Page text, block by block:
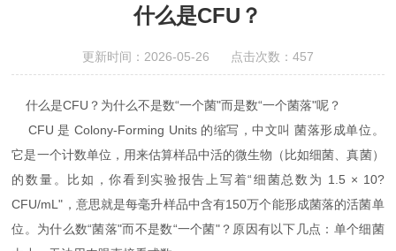
什么是CFU？
更新时间：2026-05-26 点击次数：457
什么是CFU？为什么不是数“一个菌"而是数“一个菌落"呢？
CFU 是 Colony-Forming Units 的缩写，中文叫 菌落形成单位。
它是一个计数单位，用来估算样品中活的微生物（比如细菌、真菌）
的数量。比如，你看到实验报告上写着“细菌总数为 1.5 × 10?
CFU/mL"，意思就是每毫升样品中含有150万个能形成菌落的活菌单
位。为什么数“菌落"而不是数“一个菌"？原因有以下几点：单个细菌